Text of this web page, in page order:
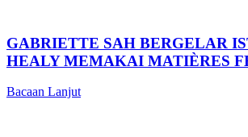
GABRIETTE SAH BERGELAR
HEALY MEMAKAI MATIÈRES
Bacaan Lanjut